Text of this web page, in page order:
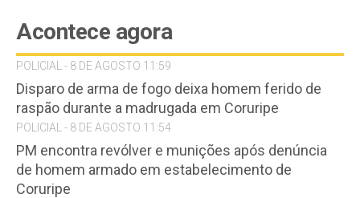
Acontece agora
POLICIAL - 8 DE AGOSTO 11:59
Disparo de arma de fogo deixa homem ferido de
raspão durante a madrugada em Coruripe
POLICIAL - 8 DE AGOSTO 11:54
PM encontra revólver e munições após denúncia
de homem armado em estabelecimento de
Coruripe